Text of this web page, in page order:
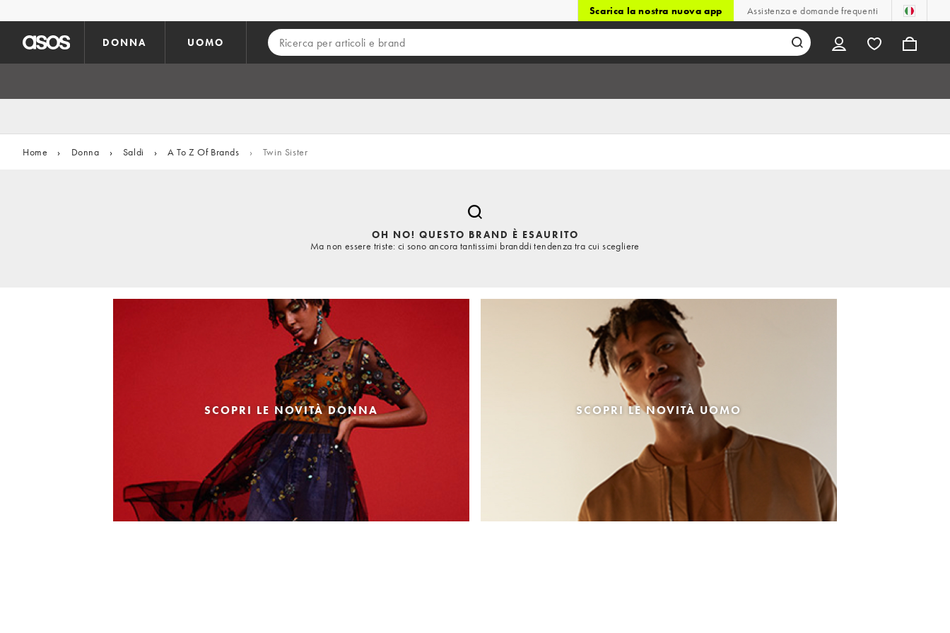
Scarica la nostra nuova app Assistenza e domande frequenti
DONNA UOMO
Home › Donna › Saldi › A To Z Of Brands › Twin Sister
OH NO! QUESTO BRAND È ESAURITO
Ma non essere triste: ci sono ancora tantissimi branddi tendenza tra cui scegliere
SCOPRI LE NOVITÀ DONNA SCOPRI LE NOVITÀ UOMO